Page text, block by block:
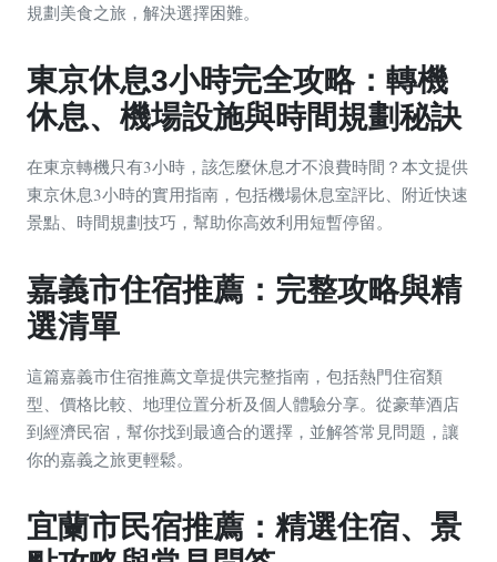
規劃美食之旅，解決選擇困難。
東京休息3小時完全攻略：轉機
休息、機場設施與時間規劃秘訣
在東京轉機只有3小時，該怎麼休息才不浪費時間？本文提供
東京休息3小時的實用指南，包括機場休息室評比、附近快速
景點、時間規劃技巧，幫助你高效利用短暫停留。
嘉義市住宿推薦：完整攻略與精
選清單
這篇嘉義市住宿推薦文章提供完整指南，包括熱門住宿類
型、價格比較、地理位置分析及個人體驗分享。從豪華酒店
到經濟民宿，幫你找到最適合的選擇，並解答常見問題，讓
你的嘉義之旅更輕鬆。
宜蘭市民宿推薦：精選住宿、景